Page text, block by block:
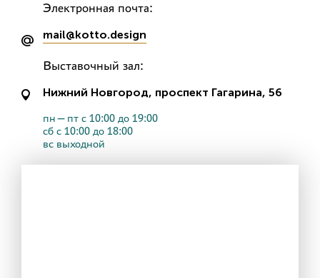
Электронная почта:
mail@kotto.design
Выставочный зал:
Нижний Новгород, проспект Гагарина, 56
пн—пт с 10:00 до 19:00
сб с 10:00 до 18:00
вс выходной